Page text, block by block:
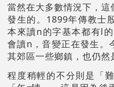
當然在大多數情況下，
發生的。1899年傳教士
本來讀n的字基本都有l
會讀n，音變正在發生。
其郊區一些鄉鎮，也仍然
程度稍輕的不分則是「